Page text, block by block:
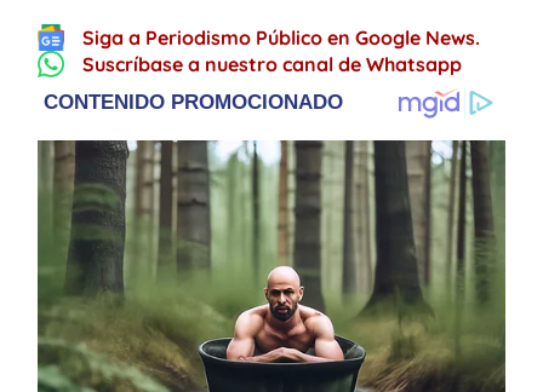
Siga a Periodismo Público en Google News.
Suscríbase a nuestro canal de Whatsapp